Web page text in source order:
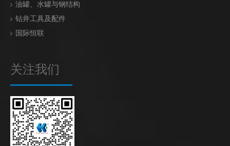
油罐、水罐与钢结构
钻井工具及配件
国际恒联
关注我们